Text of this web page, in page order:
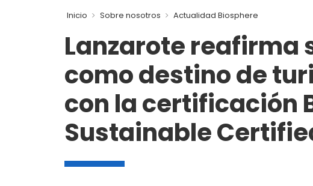
Inicio Sobre nosotros Actualidad Biosphere
Lanzarote reafirma
como destino de
con la certificación
Sustainable